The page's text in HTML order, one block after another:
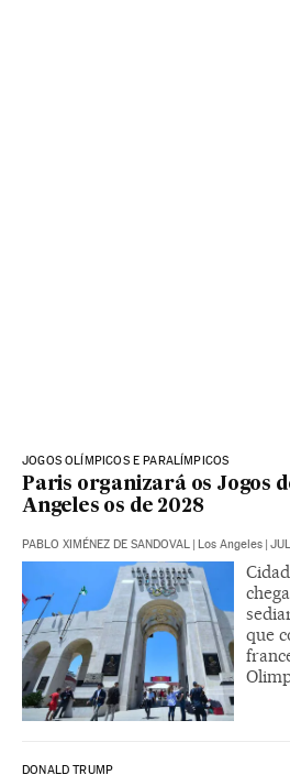
JOGOS OLÍMPICOS E PARALÍMPICOS
Paris organizará os Jogos
Angeles os de 2028
PABLO XIMÉNEZ DE SANDOVAL | Los Angeles |
que
DONALD TRUMP